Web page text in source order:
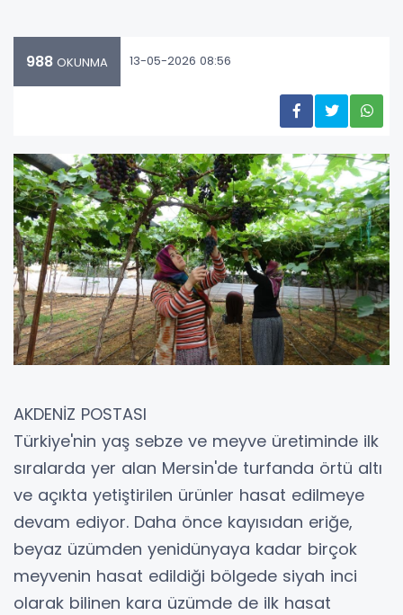
988 OKUNMA 13-05-2026 08:56
AKDENİZ POSTASI
Türkiye'nin yaş sebze ve meyve üretiminde ilk
sıralarda yer alan Mersin'de turfanda örtü altı
ve açıkta yetiştirilen ürünler hasat edilmeye
devam ediyor. Daha önce kayısıdan eriğe,
beyaz üzümden yenidünyaya kadar birçok
meyvenin hasat edildiği bölgede siyah inci
olarak bilinen kara üzümde de ilk hasat